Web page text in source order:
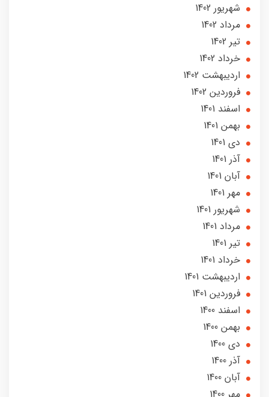
شهریور 1402
مرداد 1402
تير 1402
خرداد 1402
ارديبهشت 1402
فروردین 1402
اسفند 1401
بهمن 1401
دی 1401
آذر 1401
آبان 1401
مهر 1401
شهریور 1401
مرداد 1401
تير 1401
خرداد 1401
ارديبهشت 1401
فروردین 1401
اسفند 1400
بهمن 1400
دی 1400
آذر 1400
آبان 1400